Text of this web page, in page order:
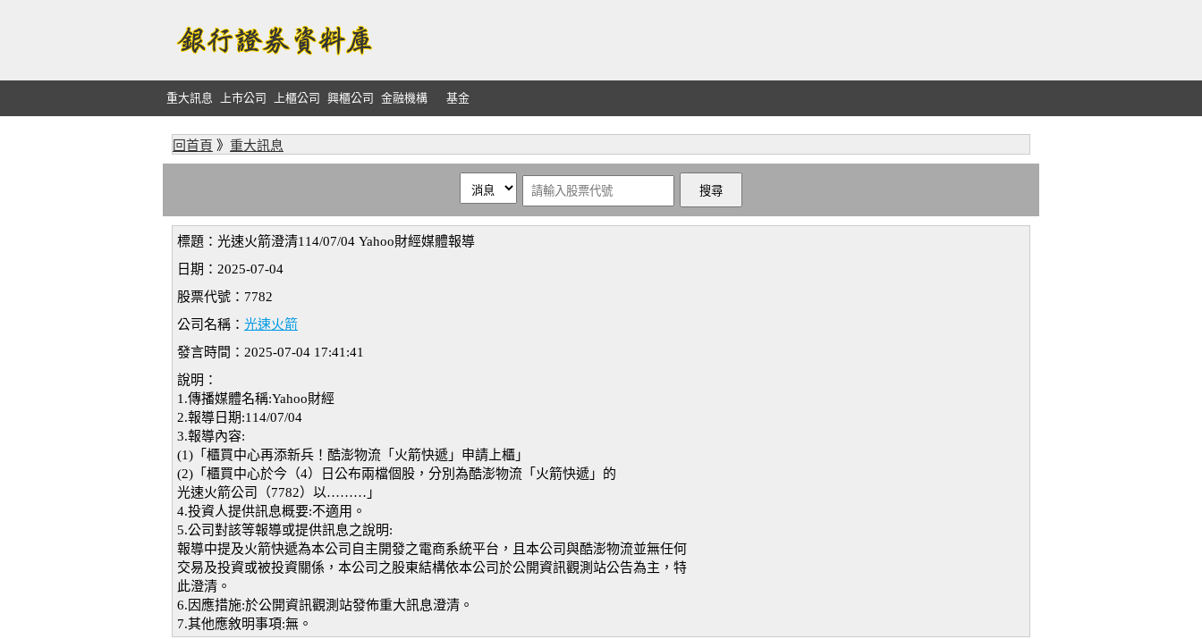
重大訊息 上市公司 上櫃公司 興櫃公司 金融機構 基金
回首頁 》 重大訊息
標題：光速火箭澄清114/07/04 Yahoo財經媒體報導
日期：2025-07-04
股票代號：7782
公司名稱： 光速火箭
發言時間：2025-07-04 17:41:41
說明：
1.傳播媒體名稱:Yahoo財經
2.報導日期:114/07/04
3.報導內容:
(1)「櫃買中心再添新兵！酷澎物流「火箭快遞」申請上櫃」
(2)「櫃買中心於今（4）日公布兩檔個股，分別為酷澎物流「火箭快遞」的
光速火箭公司（7782）以………」
4.投資人提供訊息概要:不適用。
5.公司對該等報導或提供訊息之說明:
報導中提及火箭快遞為本公司自主開發之電商系統平台，且本公司與酷澎物流並無任何
交易及投資或被投資關係，本公司之股東結構依本公司於公開資訊觀測站公告為主，特
此澄清。
6.因應措施:於公開資訊觀測站發佈重大訊息澄清。
7.其他應敘明事項:無。